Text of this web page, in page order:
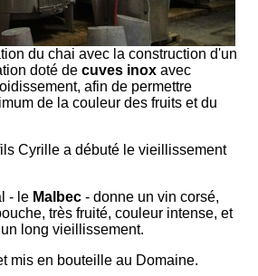
du chai avec la construction d'un
doté de cuves inox avec
afin de permettre
de la couleur des fruits et du
Cyrille a débuté le vieillissement
- le Malbec - donne un vin corsé,
très fruité, couleur intense, et
long vieillissement.
mis en bouteille au Domaine.